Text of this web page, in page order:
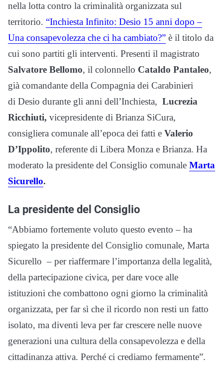
nella lotta contro la criminalità organizzata sul
territorio. “Inchiesta Infinito: Desio 15 anni dopo –
Una consapevolezza che ci ha cambiato?” è il titolo da
cui sono partiti gli interventi. Presenti il magistrato
Salvatore Bellomo, il colonnello Cataldo Pantaleo,
già comandante della Compagnia dei Carabinieri
di Desio durante gli anni dell’Inchiesta, Lucrezia
Ricchiuti, vicepresidente di Brianza SiCura,
consigliera comunale all’epoca dei fatti e Valerio
D’Ippolito, referente di Libera Monza e Brianza. Ha
moderato la presidente del Consiglio comunale Marta
Sicurello.
La presidente del Consiglio
“Abbiamo fortemente voluto questo evento – ha
spiegato la presidente del Consiglio comunale, Marta
Sicurello – per riaffermare l’importanza della legalità,
della partecipazione civica, per dare voce alle
istituzioni che combattono ogni giorno la criminalità
organizzata, per far sì che il ricordo non resti un fatto
isolato, ma diventi leva per far crescere nelle nuove
generazioni una cultura della consapevolezza e della
cittadinanza attiva. Perché ci crediamo fermamente”.